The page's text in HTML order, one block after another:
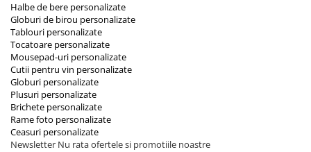
Halbe de bere personalizate
Globuri de birou personalizate
Tablouri personalizate
Tocatoare personalizate
Mousepad-uri personalizate
Cutii pentru vin personalizate
Globuri personalizate
Plusuri personalizate
Brichete personalizate
Rame foto personalizate
Ceasuri personalizate
Newsletter Nu rata ofertele si promotiile noastre